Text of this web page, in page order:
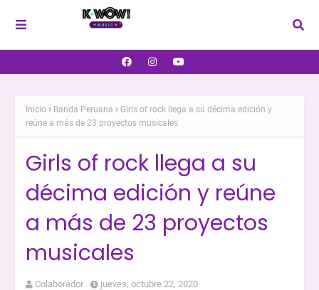
Inicio Banda Peruana
Girls of rock llega a su décima edición y
reúne a más de 23 proyectos musicales
Girls of rock llega a su
décima edición y reúne
a más de 23 proyectos
musicales
Colaborador jueves, octubre 22, 2020